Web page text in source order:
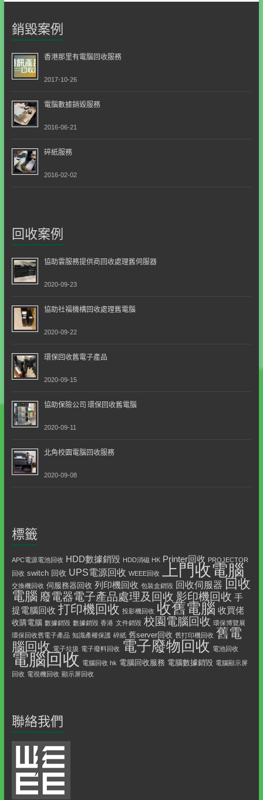
銷毀案例
香港那里有電腦回收服務
2017-10-26
電腦數據銷毀服務
2016-06-21
碎紙服務
2016-02-02
回收案例
協助雲服務提供商回收處理舊伺服器
2020-09-23
協助社福機構回收處理舊電腦
2020-09-22
環保回收舊電子產品
2020-09-15
協助保險公司 環保回收舊電腦
2020-09-11
北角校園電腦回收服務
2020-09-08
標籤
APC電源電池回收 HDD數據銷毀 HDD消磁 HK Printer回收 PROJECTOR
回收 switch 回收 UPS電源回收 WEEE回收 上門收電腦
交換機回收 伺服務器回收 列印機回收 包裝盒銷毀 回收伺服器 回收
電腦 廢電器電子產品處理及回收 影印機回收 手
提電腦回收 打印機回收 投影機回收 收舊電腦 收買佬
收購電腦 數據銷毀 數據銷毀 香港 文件銷毀 校園電腦回收 環保博覽展
環保回收舊電子產品 知識產權保護 碎紙 舊server回收 舊打印機回收 舊電
腦回收 電子垃圾 電子廢料回收 電子廢物回收 電池回收
電腦回收 電腦回收 hk 電腦回收服務 電腦數據銷毀 電腦顯示屏
回收 電視機回收 顯示屏回收
聯絡我們